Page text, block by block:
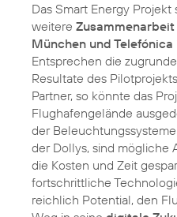
Das Smart Energy
weitere
München und
Entsprechen die
Resultate des
Partner, so könnte das
Flughafengelände
der
der Dollys, sind mögliche
die Kosten und Zeit
fortschrittliche
reichlich Potential, den